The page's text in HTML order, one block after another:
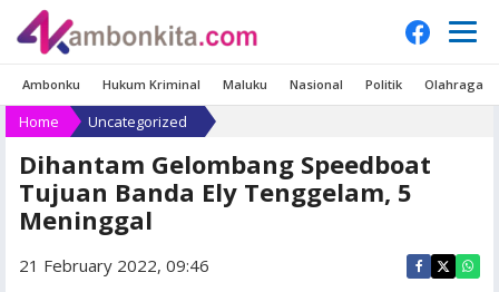
Ambonku Hukum Kriminal Maluku Nasional Politik Olahraga
Home Uncategorized
Dihantam Gelombang Speedboat
Tujuan Banda Ely Tenggelam, 5
Meninggal
21 February 2022, 09:46